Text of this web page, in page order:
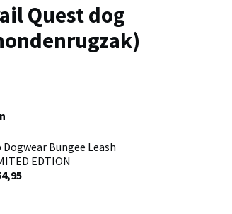
Quest dog
Bungee Leash
EDTION